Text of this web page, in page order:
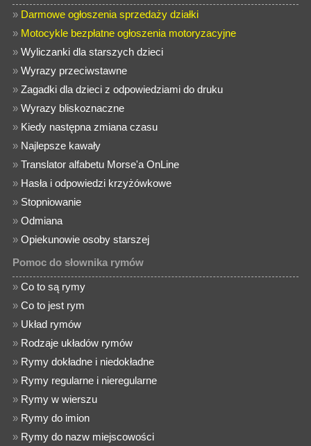
» Darmowe ogłoszenia sprzedaży działki
» Motocykle bezpłatne ogłoszenia motoryzacyjne
»Wyliczanki dla starszych dzieci
»Wyrazy przeciwstawne
»Zagadki dla dzieci z odpowiedziami do druku
»Wyrazy bliskoznaczne
» Kiedy następna zmiana czasu
» Najlepsze kawały
»Translator alfabetu Morse'a OnLine
» Hasła i odpowiedzi krzyżówkowe
» Stopniowanie
»Odmiana
»Opiekunowie osoby starszej
Pomoc do słownika rymów
»Co to są rymy
»Co to jest rym
» Układ rymów
» Rodzaje układów rymów
» Rymy dokładne i niedokładne
» Rymy regularne i nieregularne
» Rymy w wierszu
» Rymy do imion
» Rymy do nazw miejscowości